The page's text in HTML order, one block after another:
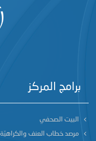
برامج المركز
البيت الصحفي
مرصد خطاب العنف والكراهيّة